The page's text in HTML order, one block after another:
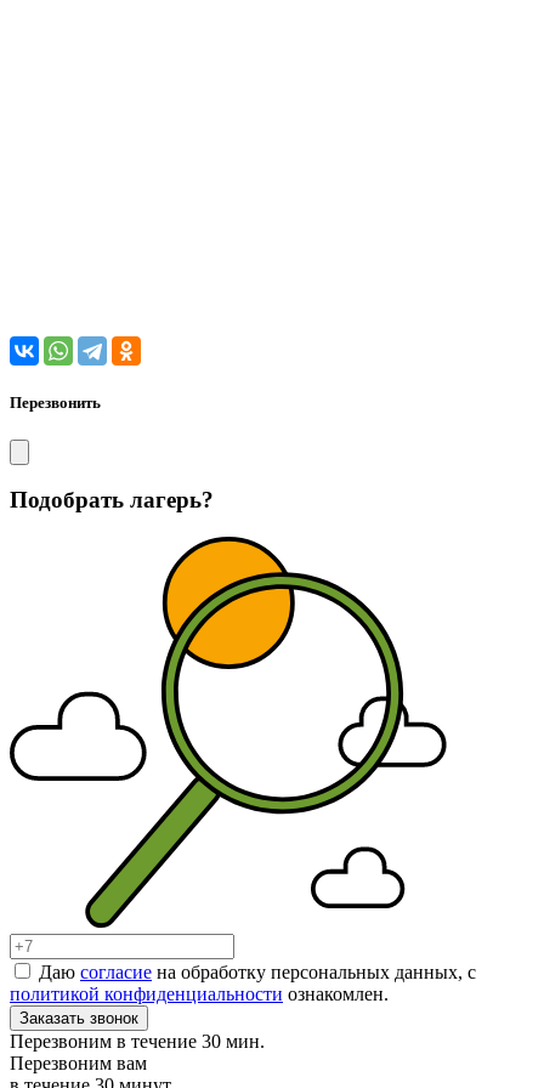
Перезвонить
Подобрать лагерь?
Даю согласие на обработку персональных данных, с
политикой конфиденциальности ознакомлен.
Заказать звонок
Перезвоним в течение 30 мин.
Перезвоним вам